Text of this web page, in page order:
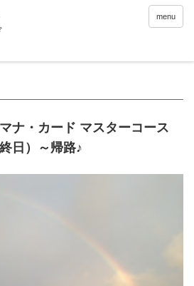
menu
ナ・カード マスターコース
日）～帰路♪